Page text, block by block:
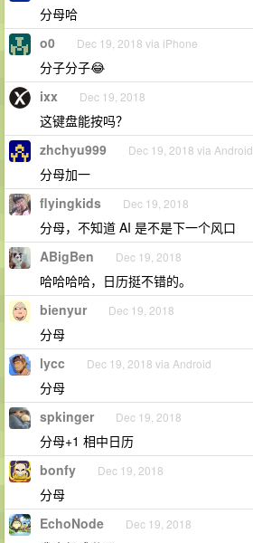
分母哈
o0 Dec 19, 2018 via iPhone
分子分子😂
ixx Dec 19, 2018
这键盘能按吗？
zhchyu999 Dec 19, 2018 via Android
分母加一
flyingkids Dec 19, 2018
分母，不知道 AI 是不是下一个风口
ABigBen Dec 19, 2018
哈哈哈哈，日历挺不错的。
bienyur Dec 19, 2018
分母
lycc Dec 19, 2018 via Android
分母
spkinger Dec 19, 2018
分母+1 相中日历
bonfy Dec 19, 2018
分母
EchoNode Dec 19, 2018